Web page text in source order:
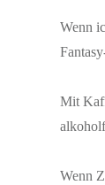
Wenn
Mit
Wenn